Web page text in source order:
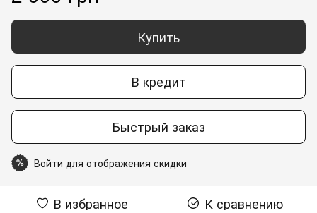
Купить
В кредит
Быстрый заказ
% Войти для отображения скидки
В избранное К сравнению